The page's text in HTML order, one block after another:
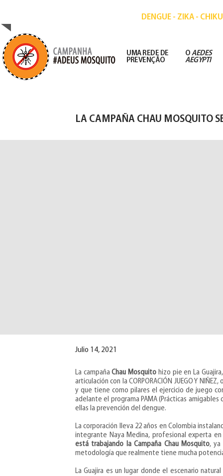
DENGUE - ZIKA -
OAEDES
AEGYPTI
UMA REDE DE
PREVENÇÃO
LA CAMPAÑA CHAU MOSQUITO
Julio 14, 2021
La campañaChau Mosquito hizo pie en La
articulación con la CORPORACIÓN JUEGO Y
y que tiene como pilares el ejercicio de juego
adelante el programa PAMA (Prácticas
ellas la prevención del dengue.
La corporación lleva 22 años en Colombia
integrante Naya Medina, profesional experta en
está trabajando la Campaña Chau Mosquito, ya
metodología que realmente tiene mucha
La Guajira es un lugar donde el escenario